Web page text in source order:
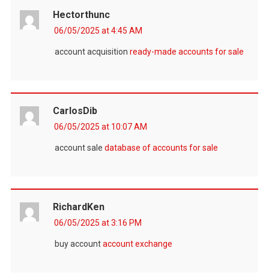
Hectorthunc
06/05/2025 at 4:45 AM
account acquisition ready-made accounts for sale
CarlosDib
06/05/2025 at 10:07 AM
account sale database of accounts for sale
RichardKen
06/05/2025 at 3:16 PM
buy accountaccount exchange